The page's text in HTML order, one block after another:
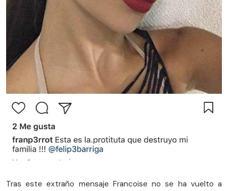
Tras este extraño mensaje Francoise no se ha vuelto a